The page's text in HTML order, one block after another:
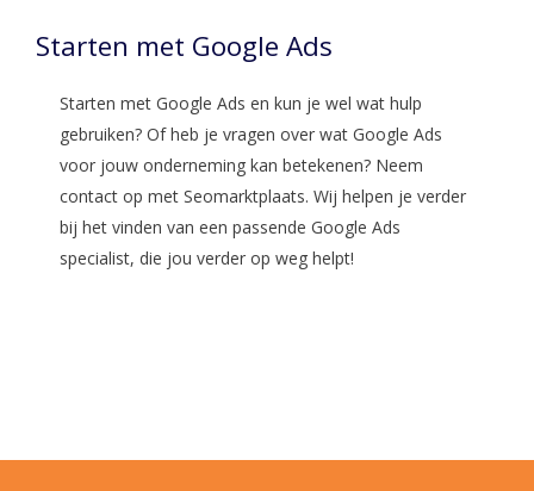
Starten met Google Ads
Starten met Google Ads en kun je wel wat hulp
gebruiken? Of heb je vragen over wat Google Ads
voor jouw onderneming kan betekenen? Neem
contact op met Seomarktplaats. Wij helpen je verder
bij het vinden van een passende Google Ads
specialist, die jou verder op weg helpt!